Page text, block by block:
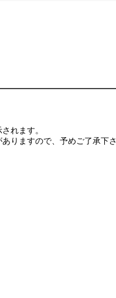
れます。
りますので、予めご了承下さ